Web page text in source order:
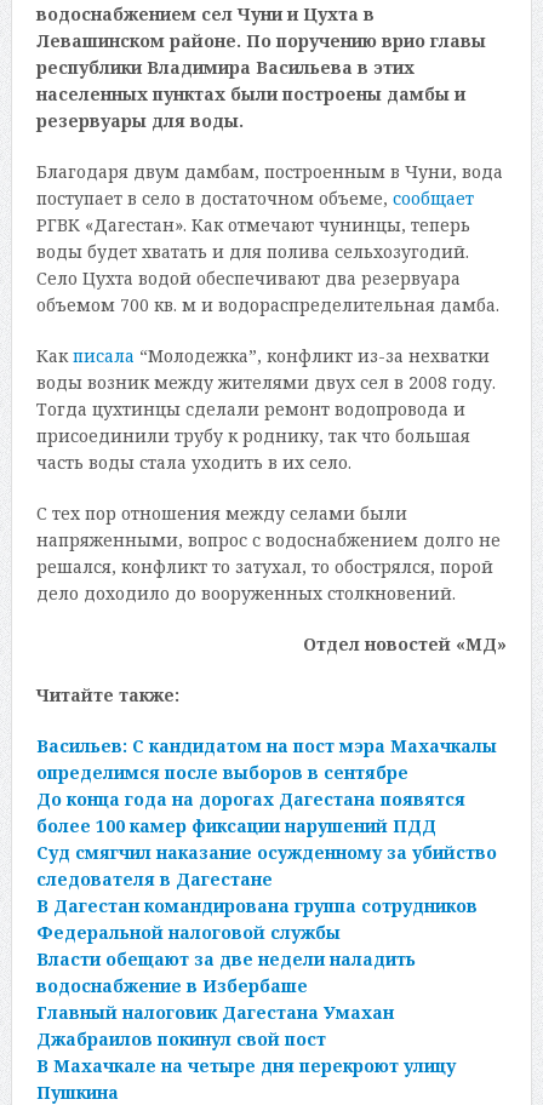
водоснабжением сел Чуни и Цухта в
Левашинском районе. По поручению врио главы
республики Владимира Васильева в этих
населенных пунктах были построены дамбы и
резервуары для воды.
Благодаря двум дамбам, построенным в Чуни, вода
поступает в село в достаточном объеме, сообщает
РГВК «Дагестан». Как отмечают чунинцы, теперь
воды будет хватать и для полива сельхозугодий.
Село Цухта водой обеспечивают два резервуара
объемом 700 кв. м и водораспределительная дамба.
Как писала “Молодежка”, конфликт из-за нехватки
воды возник между жителями двух сел в 2008 году.
Тогда цухтинцы сделали ремонт водопровода и
присоединили трубу к роднику, так что большая
часть воды стала уходить в их село.
С тех пор отношения между селами были
напряженными, вопрос с водоснабжением долго не
решался, конфликт то затухал, то обострялся, порой
дело доходило до вооруженных столкновений.
Отдел новостей «МД»
Читайте также:
Васильев: С кандидатом на пост мэра Махачкалы
определимся после выборов в сентябре
До конца года на дорогах Дагестана появятся
более 100 камер фиксации нарушений ПДД
Суд смягчил наказание осужденному за убийство
следователя в Дагестане
В Дагестан командирована группа сотрудников
Федеральной налоговой службы
Власти обещают за две недели наладить
водоснабжение в Избербаше
Главный налоговик Дагестана Умахан
Джабраилов покинул свой пост
В Махачкале на четыре дня перекроют улицу
Пушкина